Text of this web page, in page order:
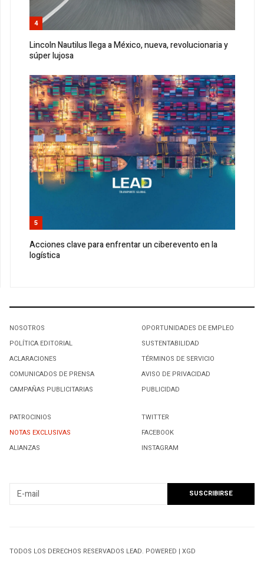
4
Lincoln Nautilus llega a México, nueva, revolucionaria y
súper lujosa
5
Acciones clave para enfrentar un ciberevento en la
logística
NOSOTROS
POLÍTICA EDITORIAL
ACLARACIONES
COMUNICADOS DE PRENSA
CAMPAÑAS PUBLICITARIAS
OPORTUNIDADES DE EMPLEO
SUSTENTABILIDAD
TÉRMINOS DE SERVICIO
AVISO DE PRIVACIDAD
PUBLICIDAD
PATROCINIOS
NOTAS EXCLUSIVAS
ALIANZAS
TWITTER
FACEBOOK
INSTAGRAM
TODOS LOS DERECHOS RESERVADOS LEAD. POWERED | XGD